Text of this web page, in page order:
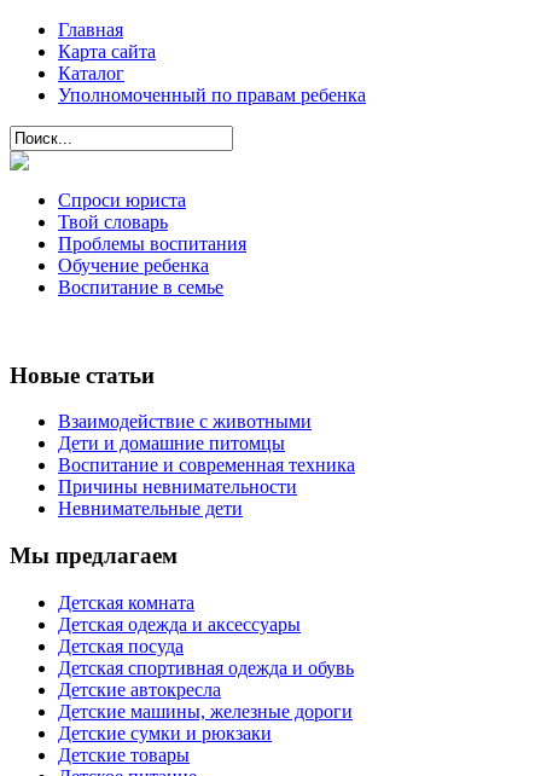
Главная
Карта сайта
Каталог
Уполномоченный по правам ребенка
Спроси юриста
Твой словарь
Проблемы воспитания
Обучение ребенка
Воспитание в семье
Новые статьи
Взаимодействие с животными
Дети и домашние питомцы
Воспитание и современная техника
Причины невнимательности
Невнимательные дети
Мы предлагаем
Детская комната
Детская одежда и аксессуары
Детская посуда
Детская спортивная одежда и обувь
Детские автокресла
Детские машины, железные дороги
Детские сумки и рюкзаки
Детские товары